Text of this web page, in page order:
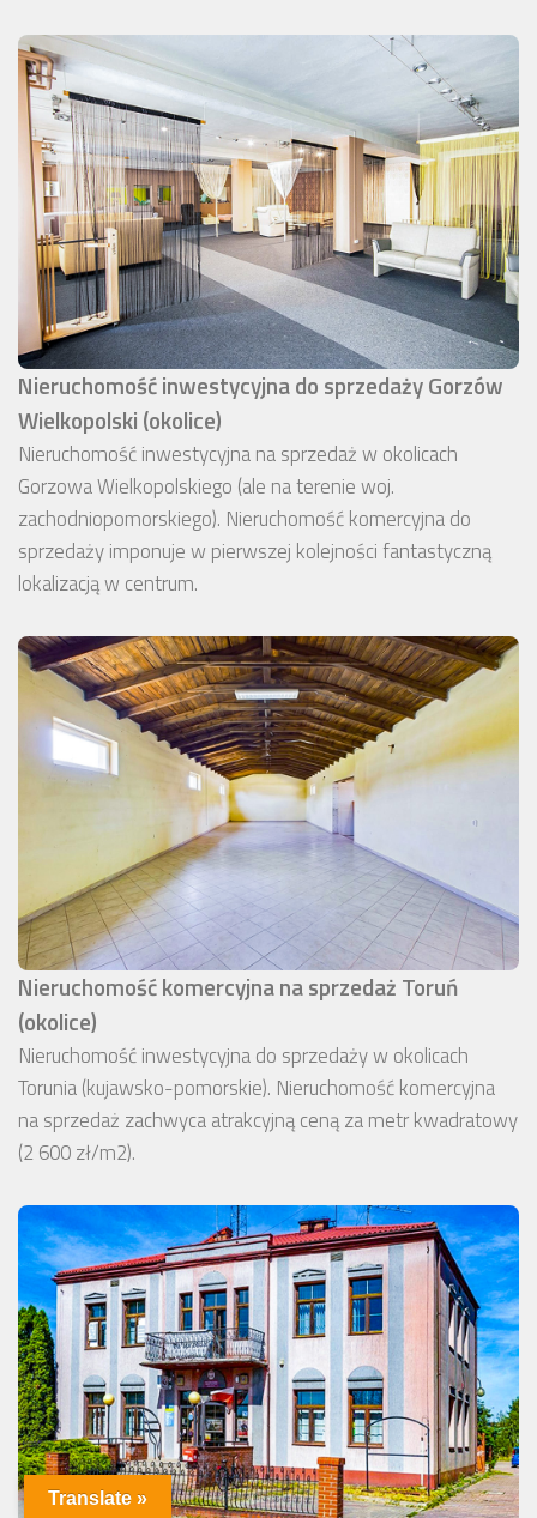
Nieruchomość inwestycyjna do sprzedaży Gorzów
Wielkopolski (okolice)
Nieruchomość inwestycyjna na sprzedaż w okolicach
Gorzowa Wielkopolskiego (ale na terenie woj.
zachodniopomorskiego). Nieruchomość komercyjna do
sprzedaży imponuje w pierwszej kolejności fantastyczną
lokalizacją w centrum.
Nieruchomość komercyjna na sprzedaż Toruń
(okolice)
Nieruchomość inwestycyjna do sprzedaży w okolicach
Torunia (kujawsko-pomorskie). Nieruchomość komercyjna
na sprzedaż zachwyca atrakcyjną ceną za metr kwadratowy
(2 600 zł/m2).
Translate »